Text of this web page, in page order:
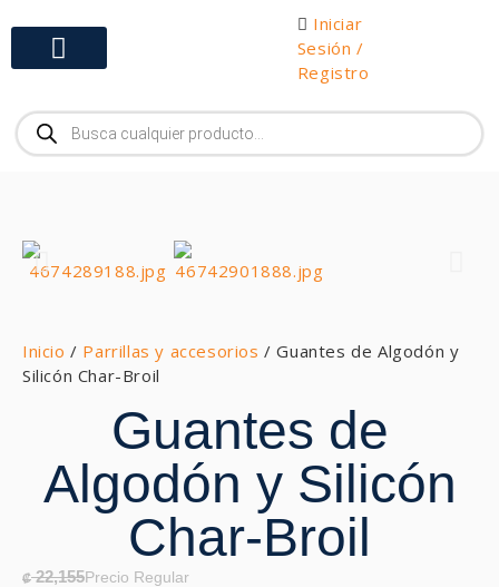
Iniciar
Sesión /
Registro
Inicio / Parrillas y accesorios / Guantes de Algodón y
Silicón Char-Broil
Guantes de
Algodón y Silicón
Char-Broil
₡22,155